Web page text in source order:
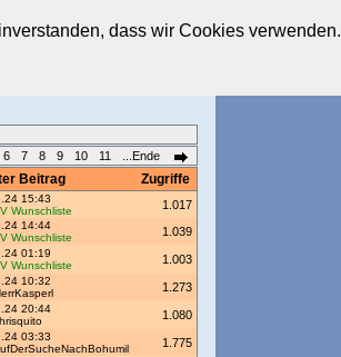
dass wir Cookies verwenden.
6 7 8 9 10 11 ...Ende
Beitrag Zugriffe
15:43
Wunschliste
1.017
14:44
Wunschliste
1.039
01:19
Wunschliste 1.003
10:32
1.273
20:44
1.080
03:33
1.775